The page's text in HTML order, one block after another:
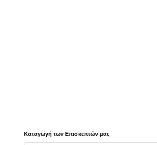
Καταγωγή των Επισκεπτών μας